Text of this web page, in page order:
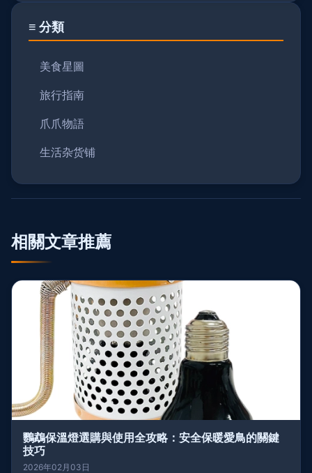
≡ 分類
美食星圖
旅行指南
爪爪物語
生活杂货铺
相關文章推薦
鸚鵡保溫燈選購與使用全攻略：安全保暖愛鳥的關鍵
技巧
2026年02月03日